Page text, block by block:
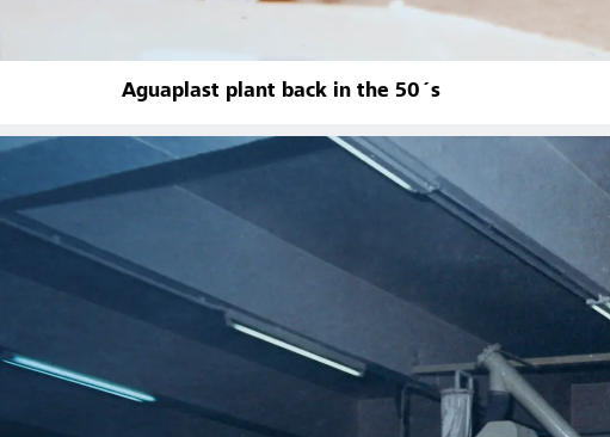
Aguaplast plant back in the 50´s